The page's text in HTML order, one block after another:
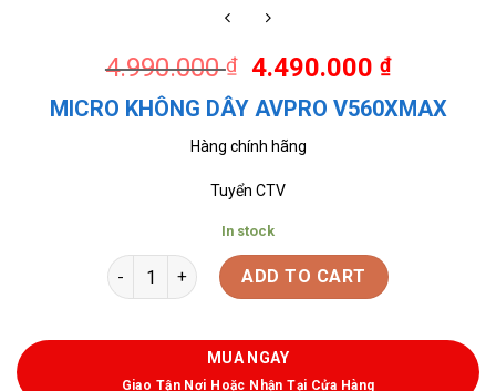
4.990.000₫ 4.490.000₫
MICRO KHÔNG DÂY AVPRO V560XMAX
Hàng chính hãng
Tuyển CTV
In stock
ADD TO CART
MUA NGAY
Giao Tận Nơi Hoặc Nhận Tại Cửa Hàng